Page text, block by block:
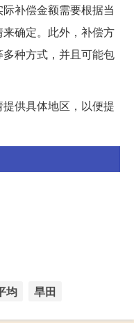
补偿金额需要根据当
确定。此外，补偿方
种方式，并且可能包
供具体地区，以便提
均 旱田